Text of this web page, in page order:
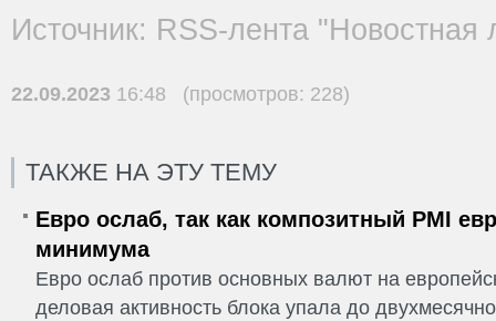
Источник: RSS-лента "Новостная
22.09.2023 16:48 (просмотров: 228)
ТАКЖЕ НА ЭТУ ТЕМУ
Евро ослаб, так как композитный PMI
минимума
Евро ослаб против основных валют на
деловая активность блока упала до